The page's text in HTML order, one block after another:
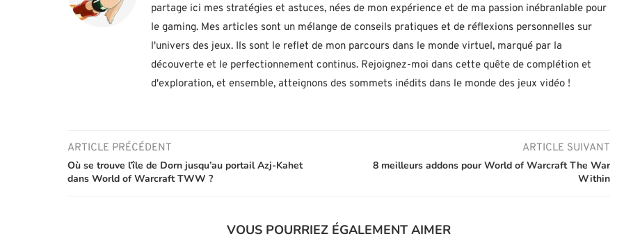
partage ici mes stratégies et astuces, nées de mon expérience et de ma passion inébranlable pour
le gaming. Mes articles sont un mélange de conseils pratiques et de réflexions personnelles sur
l'univers des jeux. Ils sont le reflet de mon parcours dans le monde virtuel, marqué par la
découverte et le perfectionnement continus. Rejoignez-moi dans cette quête de complétion et
d'exploration, et ensemble, atteignons des sommets inédits dans le monde des jeux vidéo !
ARTICLE PRÉCÉDENT
Où se trouve l’île de Dorn jusqu’au portail Azj-Kahet
dans World of Warcraft TWW ?
ARTICLE SUIVANT
8 meilleurs addons pour World of Warcraft The War
Within
VOUS POURRIEZ ÉGALEMENT AIMER